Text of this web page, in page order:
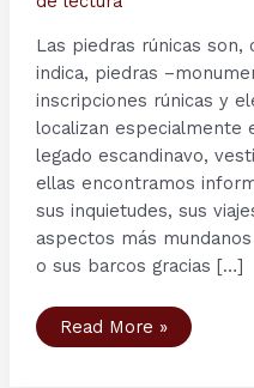
Las piedras rúnicas
indica, piedras
inscripciones rúnicas y
localizan especialmente
legado escandinavo,
ellas encontramos
sus inquietudes, sus
aspectos más
o sus barcos gracias […]
Las
piedras
Read More »